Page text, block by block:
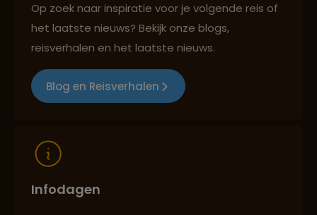
Best beoordeelde reisroutes
Op zoek naar inspiratie voor je volgende reis of
het laatste nieuws? Bekijk onze blogs,
reisverhalen en het laatste nieuws.
Blog en Reisverhalen
Infodagen